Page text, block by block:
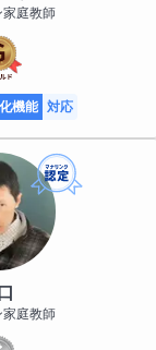
家庭教師
機能 対応
家庭教師